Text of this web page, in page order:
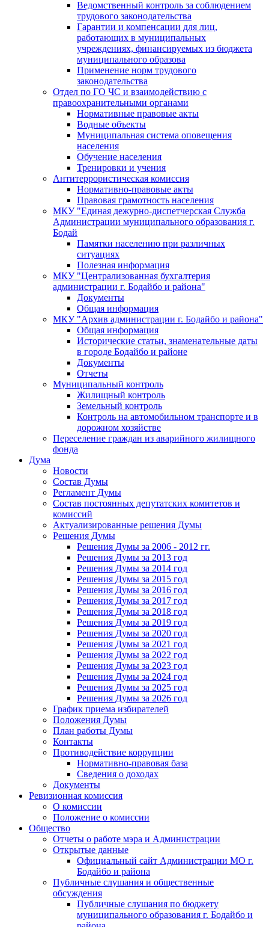
Ведомственный контроль за соблюдением
трудового законодательства
Гарантии и компенсации для лиц,
работающих в муниципальных
учреждениях, финансируемых из бюджета
муниципального образова
Применение норм трудового
законодательства
Отдел по ГО ЧС и взаимодействию с
правоохранительными органами
Нормативные правовые акты
Водные объекты
Муниципальная система оповещения
населения
Обучение населения
Тренировки и учения
Антитеррористическая комиссия
Нормативно-правовые акты
Правовая грамотность населения
МКУ "Единая дежурно-диспетчерская Служба
Администрации муниципального образования г.
Бодай
Памятки населению при различных
ситуациях
Полезная информация
МКУ "Централизованная бухгалтерия
администрации г. Бодайбо и района"
Документы
Общая информация
МКУ "Архив администрации г. Бодайбо и района"
Общая информация
Исторические статьи, знаменательные даты
в городе Бодайбо и районе
Документы
Отчеты
Муниципальный контроль
Жилищный контроль
Земельный контроль
Контроль на автомобильном транспорте и в
дорожном хозяйстве
Переселение граждан из аварийного жилищного
фонда
Дума
Новости
Состав Думы
Регламент Думы
Состав постоянных депутатских комитетов и
комиссий
Актуализированные решения Думы
Решения Думы
Решения Думы за 2006 - 2012 гг.
Решения Думы за 2013 год
Решения Думы за 2014 год
Решения Думы за 2015 год
Решения Думы за 2016 год
Решения Думы за 2017 год
Решения Думы за 2018 год
Решения Думы за 2019 год
Решения Думы за 2020 год
Решения Думы за 2021 год
Решения Думы за 2022 год
Решения Думы за 2023 год
Решения Думы за 2024 год
Решения Думы за 2025 год
Решения Думы за 2026 год
График приема избирателей
Положения Думы
План работы Думы
Контакты
Противодействие коррупции
Нормативно-правовая база
Сведения о доходах
Документы
Ревизионная комиссия
О комиссии
Положение о комиссии
Общество
Отчеты о работе мэра и Администрации
Открытые данные
Официальный сайт Администрации МО г.
Бодайбо и района
Публичные слушания и общественные
обсуждения
Публичные слушания по бюджету
муниципального образования г. Бодайбо и